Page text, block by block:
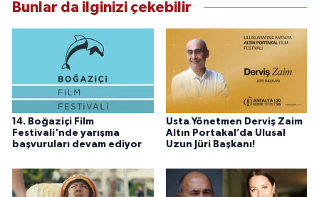
Bunlar da ilginizi çekebilir
14. Boğaziçi Film
Festivali'nde yarışma
başvuruları devam ediyor
Usta Yönetmen Derviş Zaim
Altın Portakal’da Ulusal
Uzun Jüri Başkanı!